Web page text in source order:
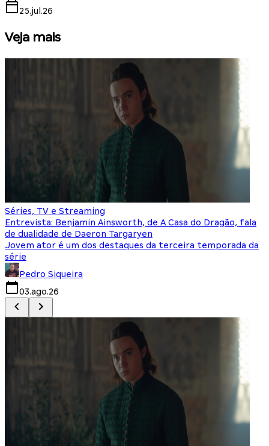
25.jul.26
Veja mais
Séries, TV e Streaming
Entrevista: Benjamin Ainsworth, de A Casa do Dragão, fala
de dualidade de Daeron Targaryen
Jovem ator é um dos destaques da terceira temporada da
série
Pedro Siqueira
03.ago.26